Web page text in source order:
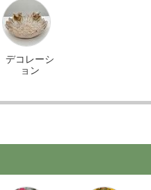
デコレーシ
ョン